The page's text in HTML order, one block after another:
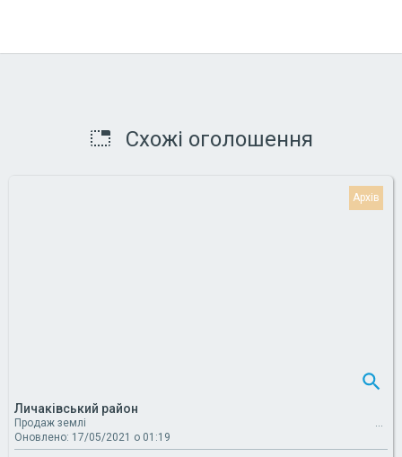
Схожі оголошення
Личаківський район
Продаж землі
Оновлено: 17/05/2021 о 01:19